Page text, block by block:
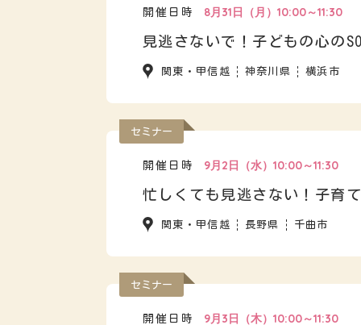
開催日時
8月31日（月）10:00～11:30
見逃さないで！子どもの心の
関東・甲信越 神奈川県 横浜市
セミナー
開催日時
9月2日（水）10:00～11:30
忙しくても見逃さない！子育
関東・甲信越 長野県 千曲市
セミナー
開催日時 9月3日（木）10:00～11:30